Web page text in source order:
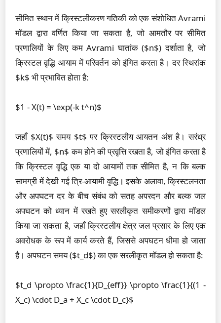
सीमित स्थान में क्रिस्टलीकरण गतिकी को एक संशोधित Avrami
मॉडल द्वारा वर्णित किया जा सकता है, जो आमतौर पर सीमित
प्रणालियों के लिए कम Avrami घातांक ($n$) दर्शाता है, जो
क्रिस्टल वृद्धि आयाम में परिवर्तन को इंगित करता है। दर स्थिरांक
$k$ भी प्रभावित होता है:
$1 - X(t) = \exp(-k t^n)$
जहाँ $X(t)$ समय $t$ पर क्रिस्टलीय आयतन अंश है। सरंध्र
प्रणालियों में, $n$ कम होने की प्रवृत्ति रखता है, जो इंगित करता है
कि क्रिस्टल वृद्धि एक या दो आयामों तक सीमित है, न कि बल्क
सामग्री में देखी गई त्रि-आयामी वृद्धि। इसके अलावा, क्रिस्टलनता
और अपघटन दर के बीच संबंध को सतह अपरदन और बल्क जल
अपघटन को ध्यान में रखते हुए सरलीकृत समीकरणों द्वारा मॉडल
किया जा सकता है, जहाँ क्रिस्टलीय क्षेत्र जल प्रसार के लिए एक
अवरोधक के रूप में कार्य करते हैं, जिससे अपघटन धीमा हो जाता
है। अपघटन समय ($t_d$) का एक सरलीकृत मॉडल हो सकता है:
$t_d \propto \frac{1}{D_{eff}} \propto \frac{1}{(1 -
X_c) \cdot D_a + X_c \cdot D_c}$